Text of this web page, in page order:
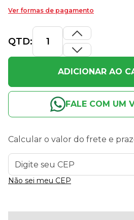
Ver formas de pagamento
QTD:
ADICIONAR AO
FALE COM UM
Calcular o valor do frete e
Não sei meu CEP